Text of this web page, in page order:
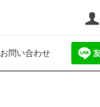
お問い合わせ